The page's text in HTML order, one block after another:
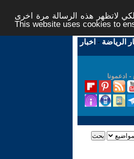
لاتظهر هذه الرسالة مرة اخرى -
This website uses cookies to
الرياضة - اخبار
- ادعمونا